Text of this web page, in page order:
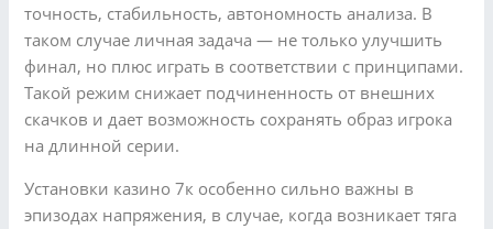
точность, стабильность, автономность анализа. В
таком случае личная задача — не только улучшить
финал, но плюс играть в соответствии с принципами.
Такой режим снижает подчиненность от внешних
скачков и дает возможность сохранять образ игрока
на длинной серии.
Установки казино 7к особенно сильно важны в
эпизодах напряжения, в случае, когда возникает тяга